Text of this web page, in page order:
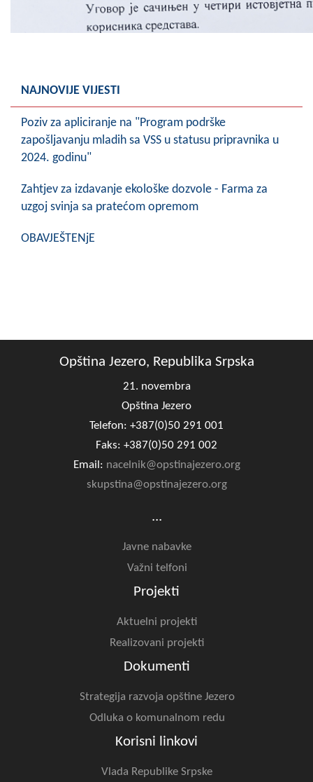
NAJNOVIJE VIJESTI
Poziv za apliciranje na "Program podrške
zapošljavanju mladih sa VSS u statusu pripravnika u
2024. godinu"
Zahtjev za izdavanje ekološke dozvole - Farma za
uzgoj svinja sa pratećom opremom
OBAVJEŠTENjE
Opština Jezero, Republika Srpska
21. novembra
Opština Jezero
Telefon: +387(0)50 291 001
Faks: +387(0)50 291 002
Email: nacelnik@opstinajezero.org
skupstina@opstinajezero.org
...
Javne nabavke
Važni telfoni
Projekti
Aktuelni projekti
Realizovani projekti
Dokumenti
Strategija razvoja opštine Jezero
Odluka o komunalnom redu
Korisni linkovi
Vlada Republike Srpske